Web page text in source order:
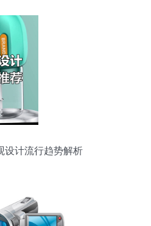
设计流行趋势解析